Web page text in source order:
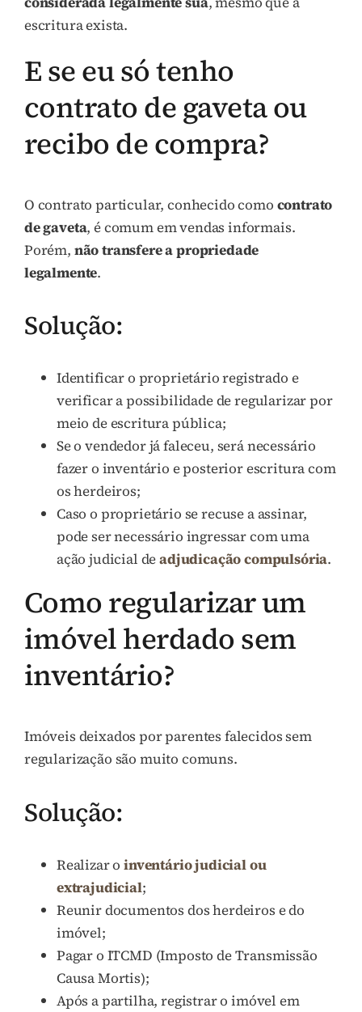
escritura exista.
E se eu só tenho
contrato de gaveta ou
recibo de compra?
O contrato particular, conhecido como contrato
de gaveta, é comum em vendas informais.
Porém, não transfere a propriedade
legalmente.
Solução:
Identificar o proprietário registrado e
verificar a possibilidade de regularizar por
meio de escritura pública;
Se o vendedor já faleceu, será necessário
fazer o inventário e posterior escritura com
os herdeiros;
Caso o proprietário se recuse a assinar,
pode ser necessário ingressar com uma
ação judicial deadjudicação compulsória.
Como regularizar um
imóvel herdado sem
inventário?
Imóveis deixados por parentes falecidos sem
regularização são muito comuns.
Solução:
Realizar o inventário judicial ou
extrajudicial;
Reunir documentos dos herdeiros e do
imóvel;
Pagar o ITCMD (Imposto de Transmissão
Causa Mortis);
Após a partilha, registrar o imóvel em